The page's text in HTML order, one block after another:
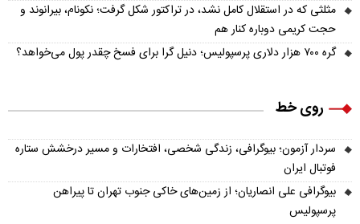
مثلثی که در استقلال کامل نشد، در تراکتور شکل گرفت؛ نکونام، بیرانوند و
حجت کریمی دوباره کنار هم
گره ۷۰۰ هزار دلاری پرسپولیس؛ دنیل گرا برای فسخ چقدر پول می‌خواهد؟
روی خط
سردار آزمون؛ بیوگرافی، زندگی شخصی، افتخارات و مسیر درخشش ستاره
فوتبال ایران
بیوگرافی علی انصاریان؛ از زمین‌های خاکی جنوب تهران تا پیراهن
پرسپولیس